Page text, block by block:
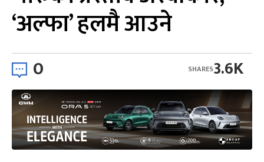
‘अल्फा’ हलमै आउने
0 3.6K
SHARES